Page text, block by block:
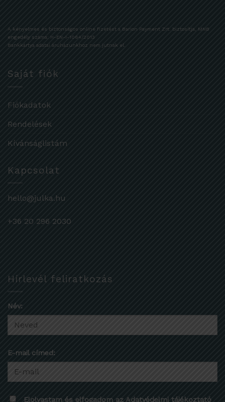
A kényelmes és biztonságos online fizetést a Barion Payment Zrt. biztosítja, MNB
engedély száma: H-EN-I-1064/2013
Bankkártya adatai áruházunkhoz nem jutnak el.
Saját fiók
Fiókadatok
Rendelések
Kívánságlistám
Kapcsolat
hello@julka.hu
+36 20 296 2030
Hírlevél feliratkozás
Név:
E-mail címed:
Elolvastam és elfogadom az Adatvédelmi tájékoztató